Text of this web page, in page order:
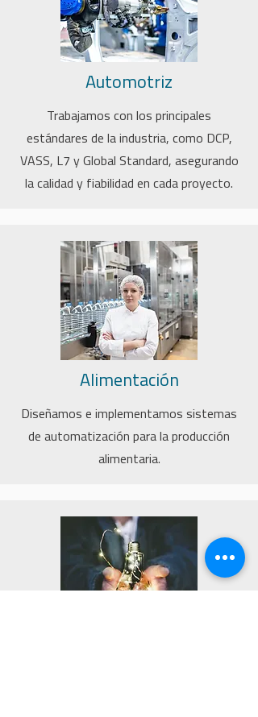
Automotriz
Trabajamos con los principales
estándares de la industria, como DCP,
VASS, L7 y Global Standard, asegurando
la calidad y fiabilidad en cada proyecto.
Alimentación
Diseñamos e implementamos sistemas
de automatización para la producción
alimentaria.